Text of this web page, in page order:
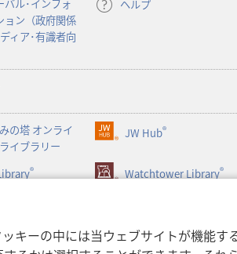
キーの中には当ウェブサイトが機能す
く）
バル･インフォ
ョン（政府関係
ィア･有識者向
ヘルプ
の塔 オンライ
イブラリー
JW Hub®
（新
い
開
® Watchtower Library®